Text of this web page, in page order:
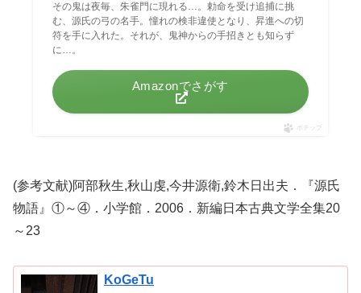
その鬼は夜毎、朱雀門に現れる…。勅命を受け追捕に挑
む、源氏の弓の名手。憧れの検非違使となり、昇進への切
符を手に入れた。それが、鬼神からの手招きとも知らず
に…。
Amazonでさがす
ポチップ
(参考文献)阿部秋生,秋山虔,今井源衛,鈴木日出夫．『源氏
物語』①～④．小学館．2006．新編日本古典文学全集20
～23
KoGeTu